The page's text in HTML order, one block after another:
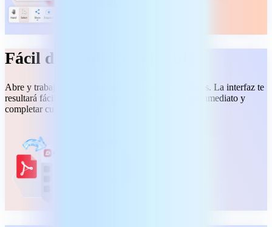
Fácil de usar y compatible
Abre y trabaja al instante con los PDF más habituales. La interfaz te
resultará fácil de usar, para que puedas empezar de inmediato y
completar cualquier tarea.